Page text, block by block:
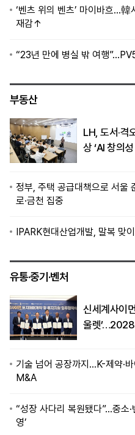
‘벤츠 위의 벤츠’ 마이바흐…
재감↑
“23년 만에 병실 밖 여행
부동산
LH, 도서·격
상 ‘AI 창의성
정부, 주택 공급대책으로 서울
로·금천 집중
IPARK현대산업개발, 말복 맞
유통·중기·벤처
신세계사이
울렛
기술 넘어 공장까지…K-제약·
M&A
“성장 사다리 복원됐다”…중소
영’